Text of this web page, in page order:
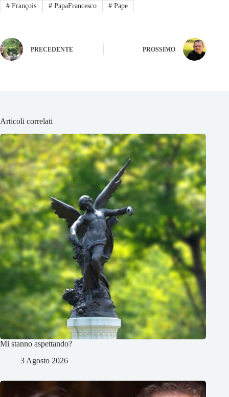
#François #PapaFrancesco # Pape
PRECEDENTE PROSSIMO
Articoli correlati
Mi stanno aspettando?
3 Agosto 2026